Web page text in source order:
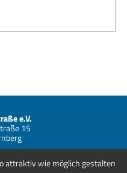
e.V.
15
attraktiv wie möglich gestalten